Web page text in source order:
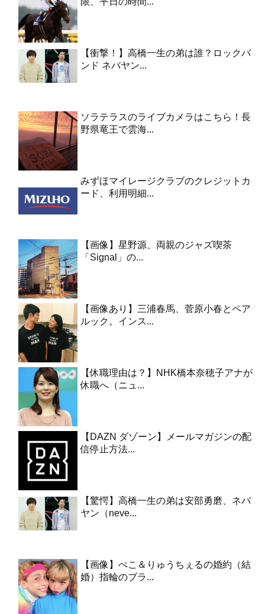
【衝撃！】高橋一生の弟は誰？ロックバ
ンド ネバヤン...
ソラテラスのライブカメラはこちら！長
野県竜王で雲海...
みずほマイレージクラブのクレジットカ
ード、利用明細...
【画像】星野源、両親のジャズ喫茶
「Signal」の...
【画像あり】三浦春馬、菅原小春とペア
ルック。インス...
【休職理由は？】NHK橋本奈穂子アナが
休職へ（ニュ...
【DAZN ダゾーン】メールマガジンの配
信停止方法...
【驚愕】高橋一生の弟は安部勇磨、ネバ
ヤン（neve...
【画像】ぺこ＆りゅうちぇるの婚約（結
婚）指輪のブラ...